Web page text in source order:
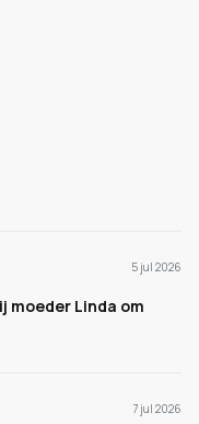
5 jul 2026
moeder Linda om
7 jul 2026